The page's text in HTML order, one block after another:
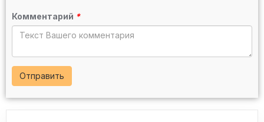
Комментарий *
Отправить